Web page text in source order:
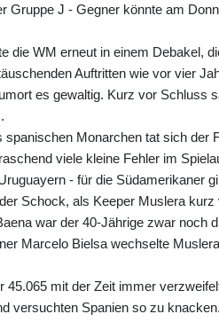
Gruppe J - Gegner könnte am
die WM erneut in einem Debakel,
Auftritten wie vor vier
es gewaltig. Kurz vor Schluss
spanischen Monarchen tat sich
viele kleine Fehler im
- für die Südamerikaner
Schock, als Keeper Muslera
war der 40-Jährige zwar noch
Marcelo Bielsa wechselte
45.065 mit der Zeit immer
versuchten Spanien so zu